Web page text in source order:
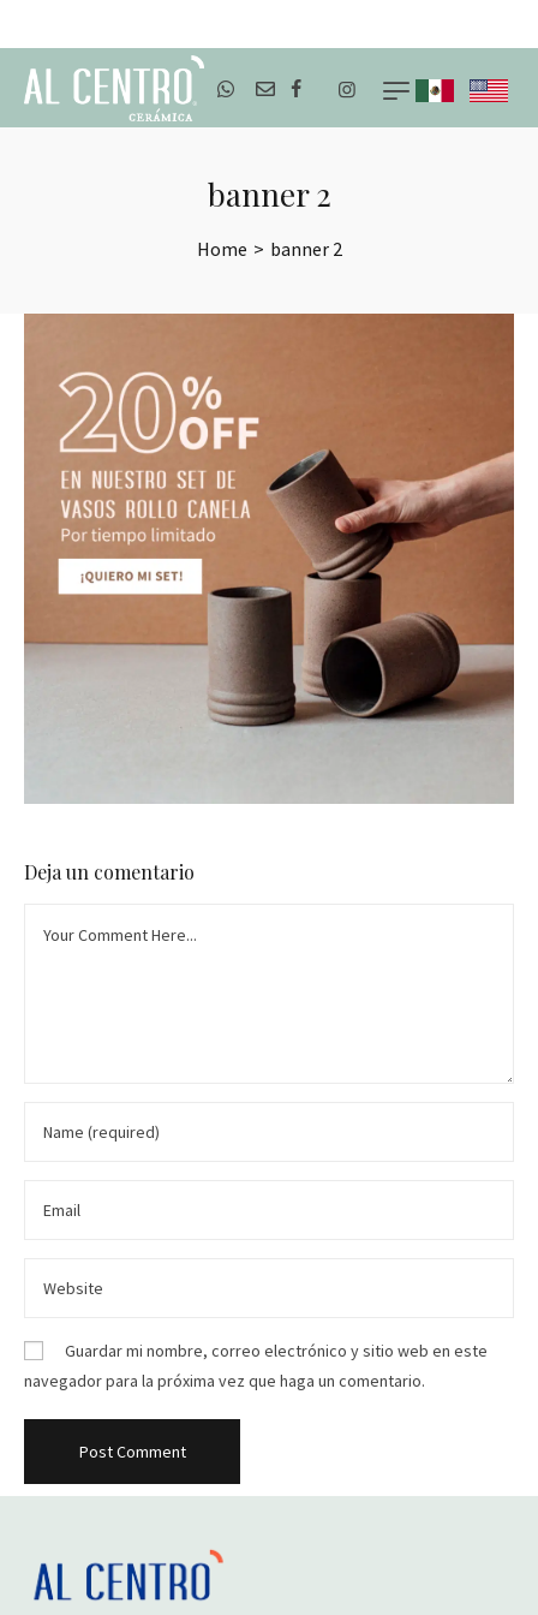
banner 2
Home > banner 2
Deja un comentario
Guardar mi nombre, correo electrónico y sitio web en este
navegador para la próxima vez que haga un comentario.